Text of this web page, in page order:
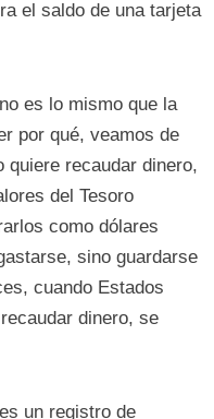
el saldo de una tarjeta
es lo mismo que la
por qué, veamos de
quiere recaudar dinero,
del Tesoro
como dólares
sino guardarse
cuando Estados
dinero, se
un registro de